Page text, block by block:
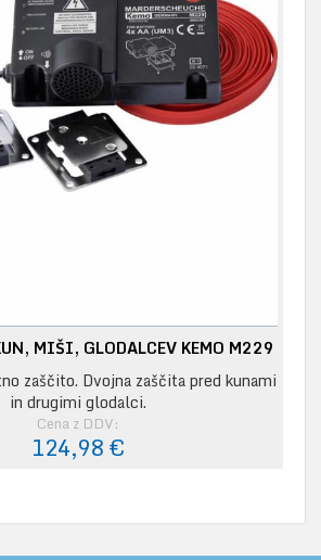
MIŠI, GLODALCEV KEMO M229
zaščito. Dvojna zaščita pred kunami
in drugimi glodalci.
Cena z DDV:
124,98 €